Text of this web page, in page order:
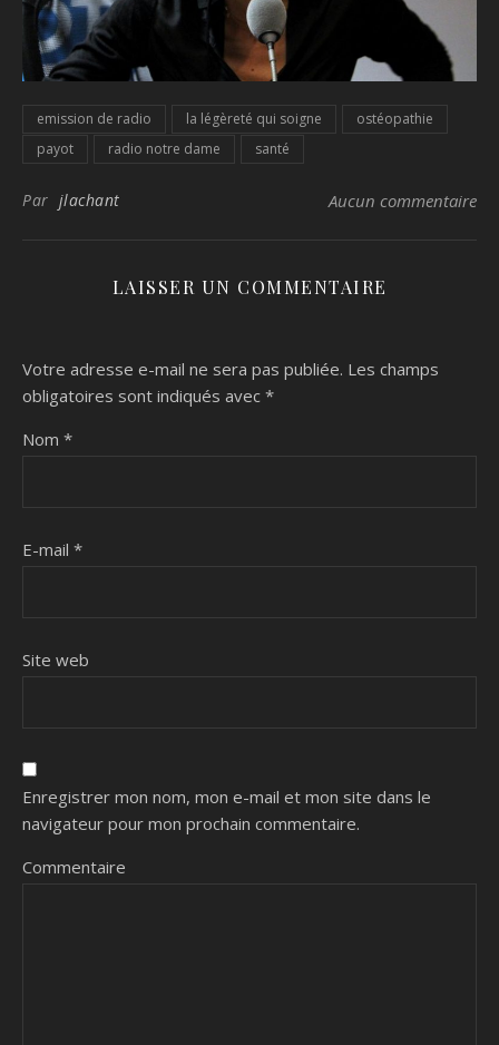
emission de radio la légèreté qui soigne
ostéopathie
payot
radio notre dame santé
Par jlachant Aucun commentaire
LAISSER UN COMMENTAIRE
Votre adresse e-mail ne sera pas publiée. Les champs
obligatoires sont indiqués avec *
Nom *
E-mail *
Site web
Enregistrer mon nom, mon e-mail et mon site dans le
navigateur pour mon prochain commentaire.
Commentaire